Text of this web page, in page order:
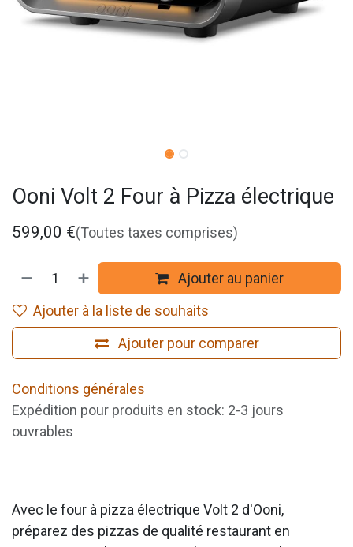
Ooni Volt 2 Four à Pizza électrique
599,00 €(Toutes taxes comprises)
Ajouter au panier
Ajouter pour comparer
Ajouter à la liste de souhaits
Conditions générales
Expédition pour produits en stock: 2-3 jours
ouvrables
Avec le four à pizza électrique Volt 2 d'Ooni,
préparez des pizzas de qualité restaurant en